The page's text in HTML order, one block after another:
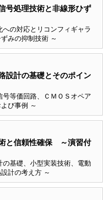
号処理技術と非線形ひず
の対応とリコンフィギャラ
みの抑制技術 ～
設計の基礎とそのポイン
号等価回路、ＣＭＯＳオペア
び事例 ～
と信頼性確保 ～演習付
の基礎、小型実装技術、電動
計の考え方 ～